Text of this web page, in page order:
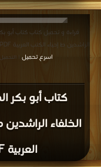
كتاب أبو بكر
الخلفاء
العربية PDF
قراءة و تحميل كتاب كتاب أبو
الراشدين ط إحياء الكتب العربية PDF مجانا | مكتبة >
اسرع تحميل
|